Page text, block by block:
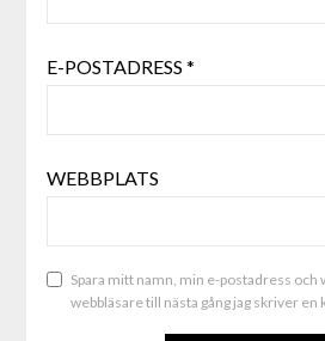
E-POSTADRESS *
WEBBPLATS
Spara mitt namn, min e-postadress och
webbläsare till nästa gång jag skriver en